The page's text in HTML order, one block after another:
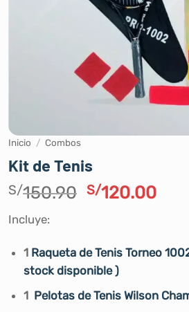
Inicio / Combos
Kit de Tenis
S/150.90 El
era:
S/150.90.
S/120.00El
es:
S/
Incluye:
1 Raqueta de Tenis Torneo
stock disponible )
1 Pelotas de Tenis Wilson